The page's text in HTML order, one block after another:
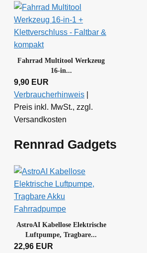
Fahrrad Multitool Werkzeug
16-in...
9,90 EUR
Verbraucherhinweis
Preis inkl. MwSt., zzgl.
Versandkosten
Rennrad Gadgets
AstroAI Kabellose Elektrische
Luftpumpe, Tragbare...
22,96 EUR